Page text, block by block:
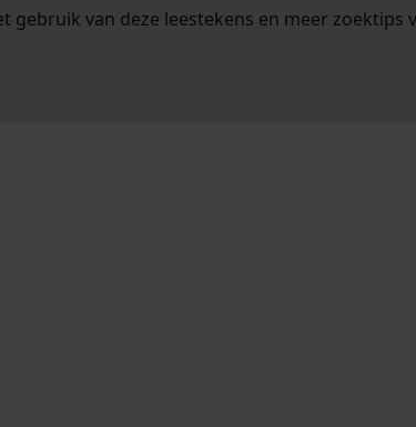
gebruik van deze leestekens en meer zoektips